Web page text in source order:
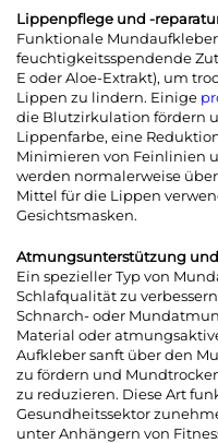
Lippenpflege und -
Funktionale
feuchtigkeitsspendende
E oder Aloe-Extrakt), um
Lippen zu lindern. Einige
die Blutzirkulation fördern
Lippenfarbe, eine
Minimieren von Feinlinien
werden normalerweise
Mittel für die Lippen
Gesichtsmasken.
Atmungsunterstützung
Ein spezieller Typ von
Schlafqualität zu
Schnarch- oder
Material oder
Aufkleber sanft über den
zu fördern und
zu reduzieren. Diese Art
Gesundheitssektor
unter Anhängern von